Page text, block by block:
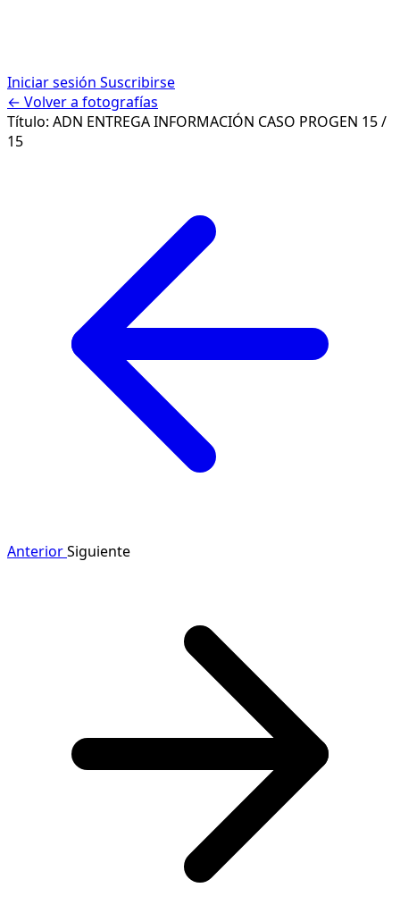
Iniciar sesión Suscribirse
← Volver a fotografías
Título: ADN ENTREGA INFORMACIÓN CASO PROGEN 15 /
15
AnteriorSiguiente